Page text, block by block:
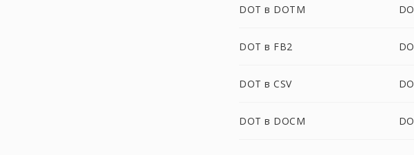
DOT в DOTM
DOT в FB2
DOT в CSV
DOT в DOCM